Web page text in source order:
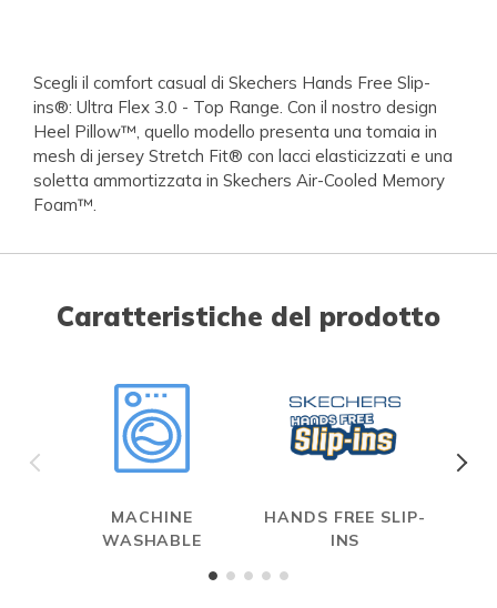
Scegli il comfort casual di Skechers Hands Free Slip-
ins®: Ultra Flex 3.0 - Top Range. Con il nostro design
Heel Pillow™, quello modello presenta una tomaia in
mesh di jersey Stretch Fit® con lacci elasticizzati e una
soletta ammortizzata in Skechers Air-Cooled Memory
Foam™.
Caratteristiche del prodotto
MACHINE
WASHABLE
HANDS FREE SLIP-
INS